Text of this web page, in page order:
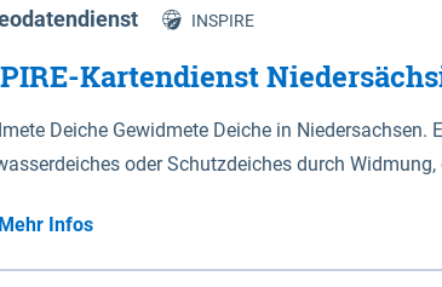
INSPIRE
Kartendienst
Deiche Gewidmete Deiche in
oder Schutzdeiches durch
Deiche gelten die Bestimmungen des
Sperrwerke Sperrwerke sind Bauwerke mit Sperrvorrichtungen in Tidegewässern, die dem
eines Gebietes vor erhöhten Tiden, vor allem vor
Mehr Infos